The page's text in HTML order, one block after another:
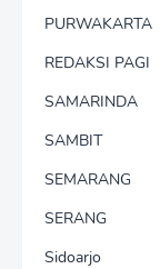
PURWAKARTA
REDAKSI PAGI
SAMARINDA
SAMBIT
SEMARANG
SERANG
Sidoarjo